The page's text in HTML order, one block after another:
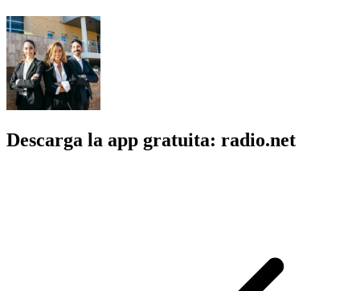
Descarga la app gratuita: radio.net